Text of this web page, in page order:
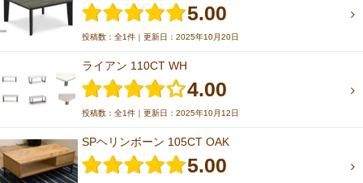
5.00
投稿数：全1件｜更新日：2025年10月20日
ライアン 110CT WH
4.00
投稿数：全1件｜更新日：2025年10月12日
SPヘリンボーン 105CT OAK
5.00